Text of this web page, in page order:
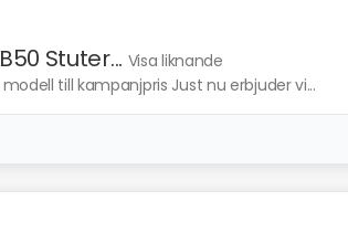
Stuter... Visa liknande
till kampanjpris Just nu erbjuder vi...